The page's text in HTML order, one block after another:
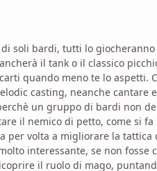
soli bardi, tutti lo
il tank o il classico
quando meno te lo aspetti.
casting, neanche cantare
un gruppo di bardi non
il nemico di petto, come si
per volta a migliorare la tattica
interessante, se non
il ruolo di mago,